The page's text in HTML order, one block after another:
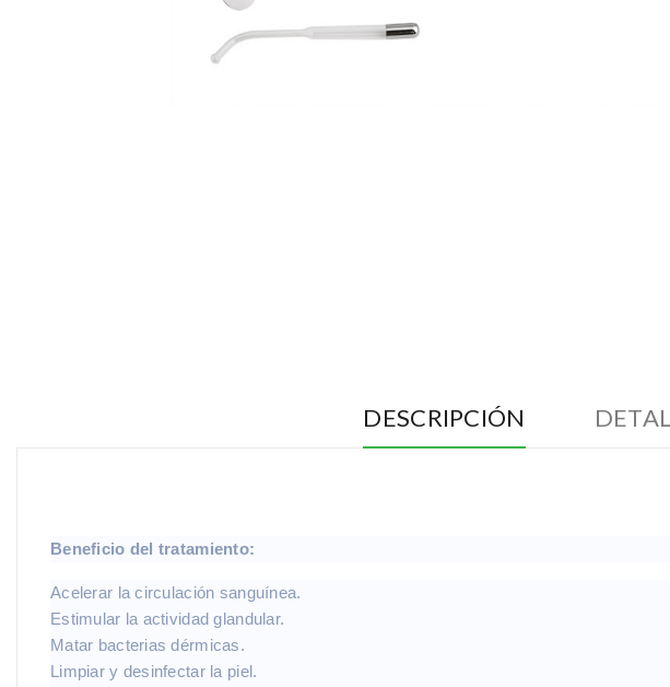
DESCRIPCIÓN
Beneficio del tratamiento:
Acelerar la circulación sanguínea.
Estimular la actividad glandular.
Matar bacterias dérmicas.
Limpiar y desinfectar la piel.